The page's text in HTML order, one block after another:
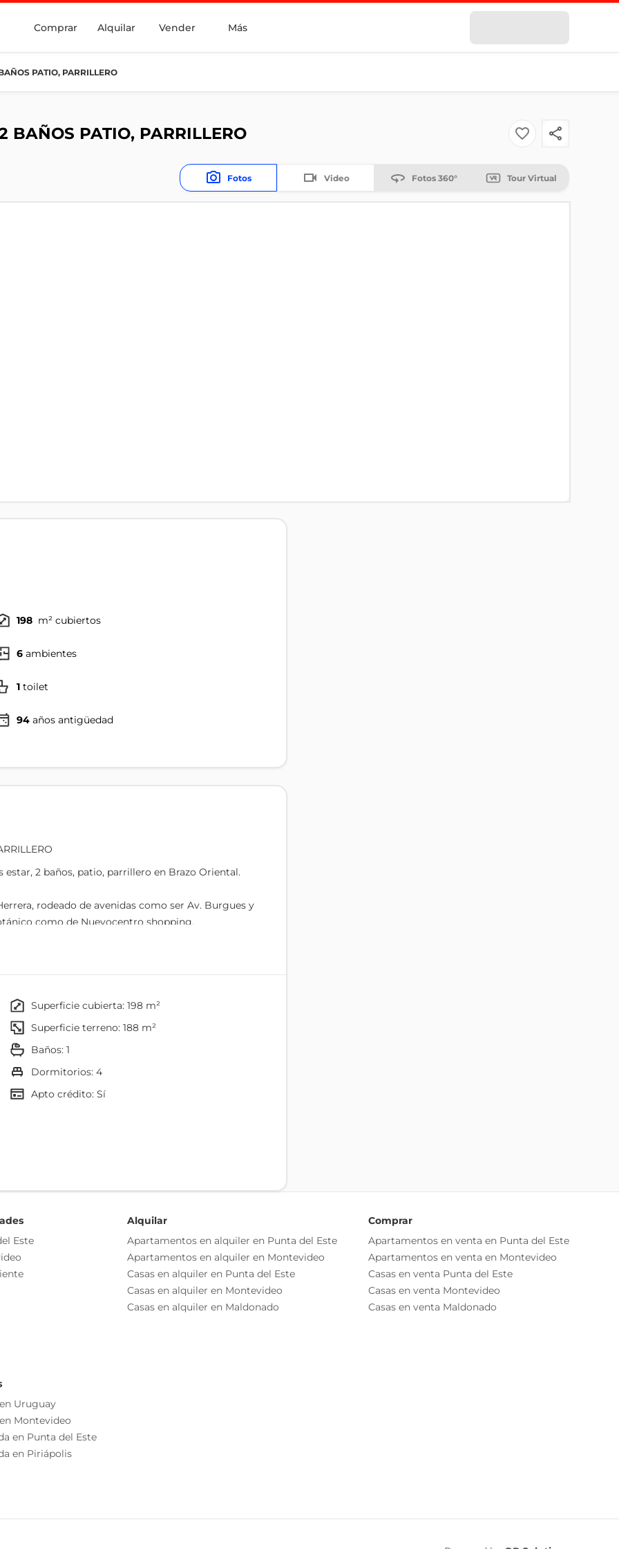
Comprar Alquilar Vender Más
PATIO, PARRILLERO
BAÑOS PATIO, PARRILLERO
Fotos Video Fotos 360° Tour Virtual
198 m² cubiertos
6 ambientes
1 toilet
94 años antigüedad
2 baños, patio, parrillero en Brazo Oriental.
rodeado de avenidas como ser Av. Burgues y
como de Nuevocentro shopping.
salida a terraza de uso exclusivo.
muy disfrutable
del inmueble, debiéndose consultar al
de las medidas, descripciones arquitectónicas y
cuyos valores son aproximados.
superficie cubierta: 198 m²
superficie terreno: 188 m²
baños: 1
dormitorios: 4
Apto crédito: Sí
Internet
Comedor
Cocina/comedor
Biblioteca
Este
Uruguay
Montevideo
en Punta del Este
en Piriápolis
Alquilar
Apartamentos en alquiler en Punta del Este
Apartamentos en alquiler en Montevideo
Casas en alquiler en Punta del Este
Casas en alquiler en Montevideo
Casas en alquiler en Maldonado
Comprar
Apartamentos en venta en Punta del Este
Apartamentos en venta en Montevideo
Casas en venta Punta del Este
Casas en venta Montevideo
Casas en venta Maldonado